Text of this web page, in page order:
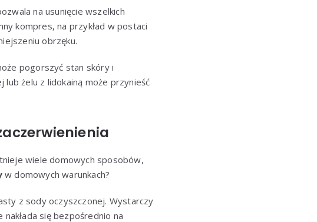
na usunięcie wszelkich
kompres, na przykład w postaci
obrzęku.
pogorszyć stan skóry i
żelu z lidokainą może przynieść
wiele domowych sposobów,
w domowych warunkach?
z sody oczyszczonej. Wystarczy
się bezpośrednio na